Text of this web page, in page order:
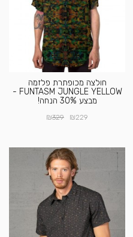
חולצה מכופתרת פלזמה
FUNTASM JUNGLE YELLOW -
מבצע 30% הנחה!
₪229
₪329